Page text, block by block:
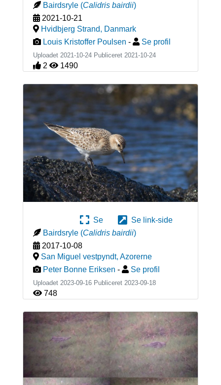
Bairdsryle (Calidris bairdii)
2021-10-21
Hvidbjerg Strand, Danmark
Louis Kristoffer Poulsen - Se profil
Uploadet 2021-10-24 Publiceret 2021-10-24
2 1490
Se
Se link-side
Bairdsryle (Calidris bairdii)
2017-10-08
San Miguel vestpyndt, Azorerne
Peter Bonne Eriksen - Se profil
Uploadet 2023-09-16 Publiceret 2023-09-18
748